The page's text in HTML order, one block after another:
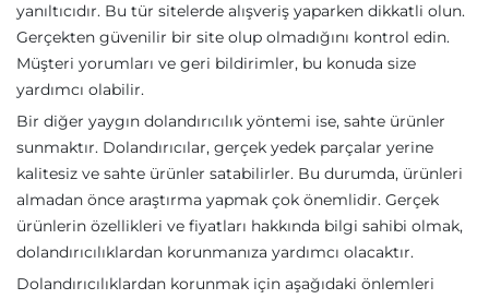
yanıltıcıdır. Bu tür sitelerde alışveriş yaparken dikkatli olun.
Gerçekten güvenilir bir site olup olmadığını kontrol edin.
Müşteri yorumları ve geri bildirimler, bu konuda size
yardımcı olabilir.
Bir diğer yaygın dolandırıcılık yöntemi ise, sahte ürünler
sunmaktır. Dolandırıcılar, gerçek yedek parçalar yerine
kalitesiz ve sahte ürünler satabilirler. Bu durumda, ürünleri
almadan önce araştırma yapmak çok önemlidir. Gerçek
ürünlerin özellikleri ve fiyatları hakkında bilgi sahibi olmak,
dolandırıcılıklardan korunmanıza yardımcı olacaktır.
Dolandırıcılıklardan korunmak için aşağıdaki önlemleri